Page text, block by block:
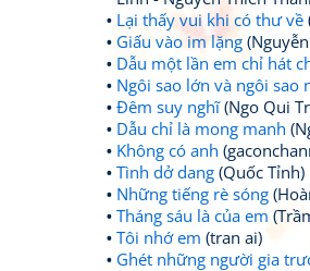
Lại thấy vui khi có thư về
Giấu vào im lặng
Dẫu một lần em chỉ hát
Ngôi sao lớn và ngôi sao
Đêm suy nghĩ(Ngo Qui
Dẫu chỉ là mong manh
Không có anh
Tình dở dang (Quốc Tỉnh)
Những tiếng rè sóng
Tháng sáu là của em
Tôi nhớ em (tran ai)
Ghét những người gia